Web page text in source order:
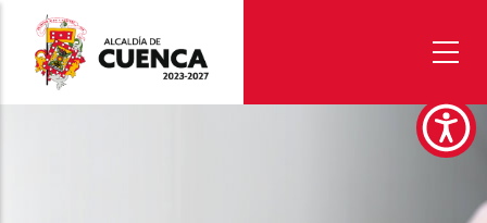
contenido
principal